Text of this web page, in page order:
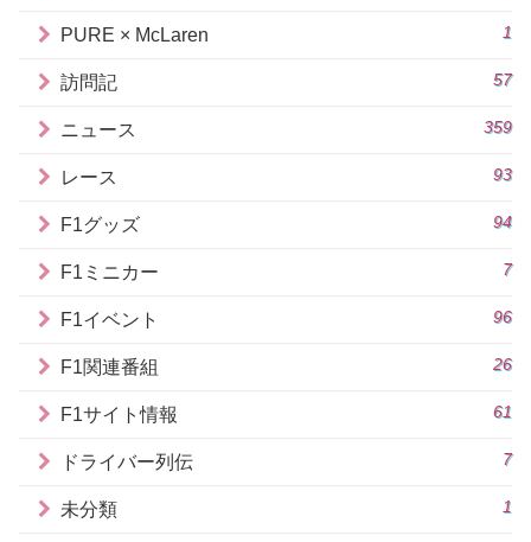
PURE × McLaren 1
訪問記 57
ニュース 359
レース 93
F1グッズ 94
F1ミニカー 7
F1イベント 96
F1関連番組 26
F1サイト情報 61
ドライバー列伝 7
未分類 1